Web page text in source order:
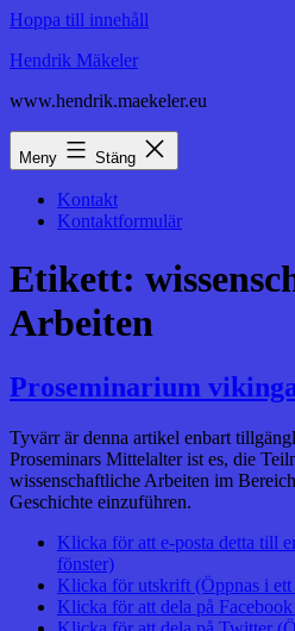
Hoppa till innehåll
Hendrik Mäkeler
www.hendrik.maekeler.eu
Meny Stäng
Kontakt
Kontaktformulär
Etikett:
Arbeiten
Proseminarium
Tyvärr är denna artikel enbart
Proseminars Mittelalter ist es, die
wissenschaftliche Arbeiten im
Geschichte einzuführen.
Klicka för att e-posta detta till
fönster)
Klicka för utskrift (Öppnas i
Klicka för att dela på